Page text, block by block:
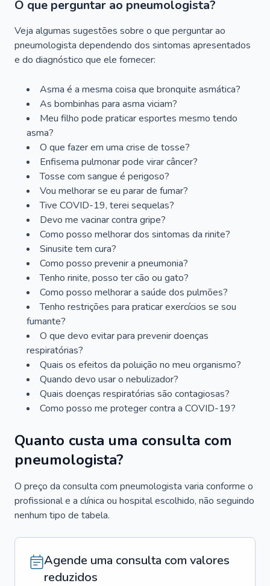
O que perguntar ao pneumologista?
Veja algumas sugestões sobre o que perguntar ao
pneumologista dependendo dos sintomas apresentados
e do diagnóstico que ele fornecer:
Asma é a mesma coisa que bronquite asmática?
As bombinhas para asma viciam?
Meu filho pode praticar esportes mesmo tendo
asma?
O que fazer em uma crise de tosse?
Enfisema pulmonar pode virar câncer?
Tosse com sangue é perigoso?
Vou melhorar se eu parar de fumar?
Tive COVID-19, terei sequelas?
Devo me vacinar contra gripe?
Como posso melhorar dos sintomas da rinite?
Sinusite tem cura?
Como posso prevenir a pneumonia?
Tenho rinite, posso ter cão ou gato?
Como posso melhorar a saúde dos pulmões?
Tenho restrições para praticar exercícios se sou
fumante?
O que devo evitar para prevenir doenças
respiratórias?
Quais os efeitos da poluição no meu organismo?
Quando devo usar o nebulizador?
Quais doenças respiratórias são contagiosas?
Como posso me proteger contra a COVID-19?
Quanto custa uma consulta com
pneumologista?
O preço da consulta com pneumologista varia conforme o
profissional e a clínica ou hospital escolhido, não seguindo
nenhum tipo de tabela.
Agende uma consulta com valores
reduzidos